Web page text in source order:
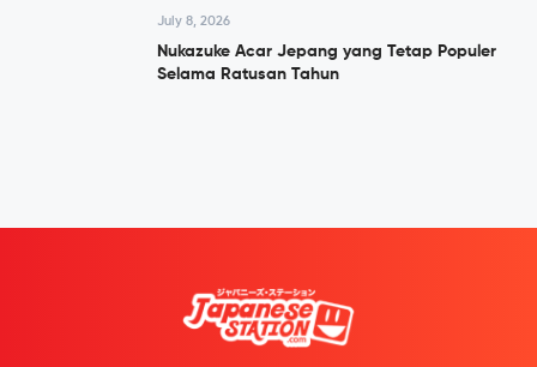
July 8, 2026
Nukazuke Acar Jepang yang Tetap Populer
Selama Ratusan Tahun